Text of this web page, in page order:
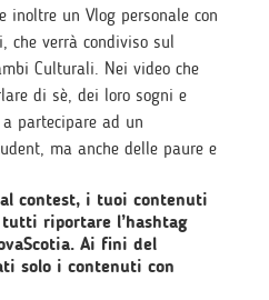
inoltre un Vlog personale con
che verrà condiviso sul
Culturali. Nei video che
di sè, dei loro sogni e
partecipare ad un
ma anche delle paure e
contest, i tuoi contenuti
riportare l’hashtag
Ai fini del
solo i contenuti con